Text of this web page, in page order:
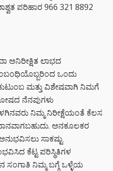
ಪರಿಹಾರ 966 321 8892
ಅನಿರೀಕ್ಷಿತ ಲಾಭದ
ಒಂದು
ಮತ್ತು ವಿಶೇಷವಾಗಿ ನಿಮಗೆ
ನೆನಪುಗಳು
ನಿಮ್ಮ ನಿರೀಕ್ಷೆಯಂತೆ ಕೆಲಸ
ಅನಕೂಲಕರ
ಸಾಕಷ್ಟು
ಕೆಟ್ಟ ಪರಿಸ್ಥಿತಿಗಳ
ನಿಮ್ಮ ಬಗ್ಗೆ ಒಳ್ಳೆಯ